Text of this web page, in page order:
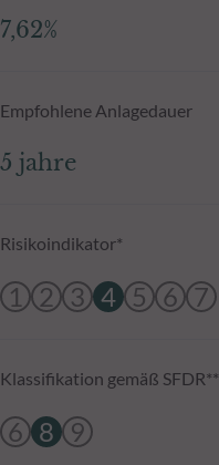
7,62%
Empfohlene Anlagedauer
5 jahre
Risikoindikator*
1 2 3 4 5 6 7
Klassifikation gemäß SFDR**
6 8 9